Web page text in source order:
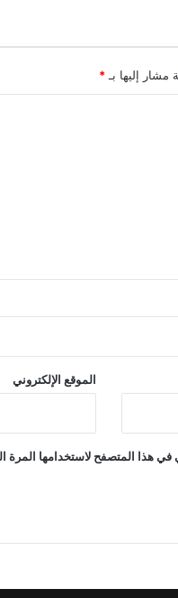
مشار إليها بـ *
الموقع الإلكتروني
في هذا المتصفح لاستخدامها المرة